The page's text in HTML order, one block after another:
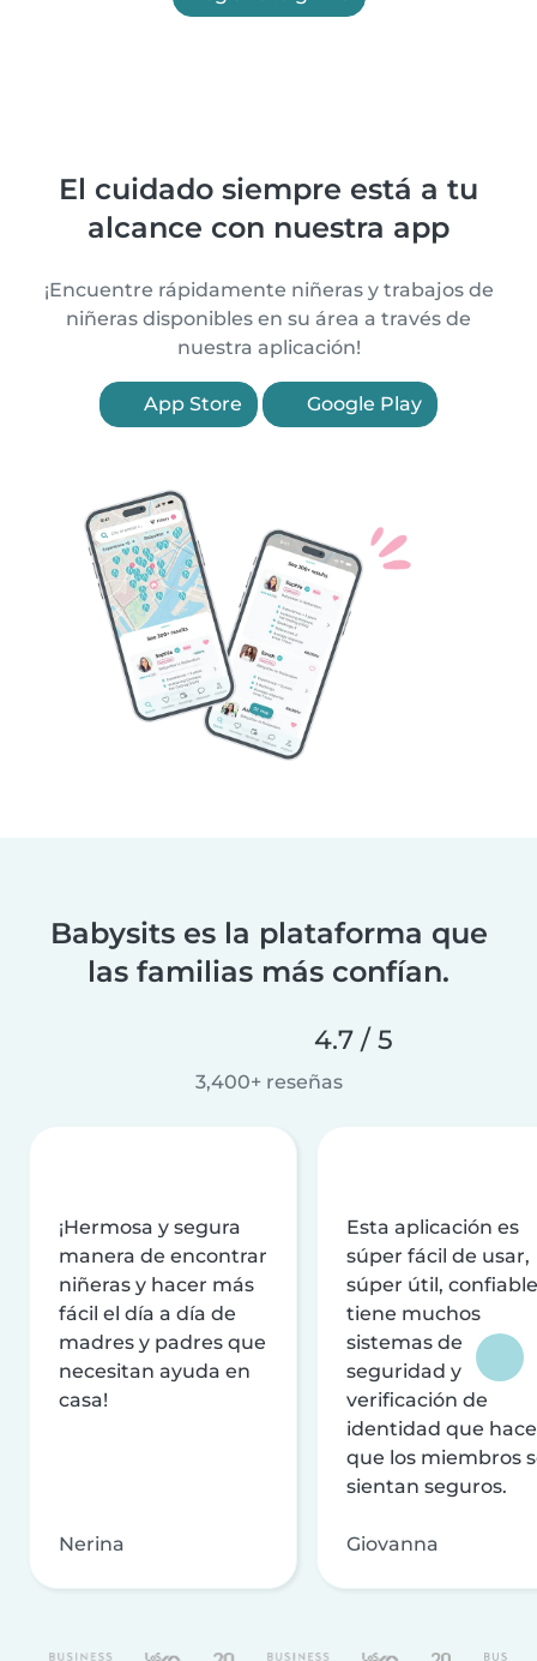
El cuidado siempre está a tu
alcance con nuestra app
¡Encuentre rápidamente niñeras y trabajos de
niñeras disponibles en su área a través de
nuestra aplicación!
App Store Google Play
Babysits es la plataforma que
las familias más confían.
4.7 / 5
3,400+ reseñas
¡Hermosa y segura
manera de encontrar
niñeras y hacer más
fácil el día a día de
madres y padres que
necesitan ayuda en
casa!
Nerina
Esta aplicación es
súper fácil de usar,
súper útil,
tiene muchos
sistemas de
seguridad y
verificación de
identidad que
que los miembros
sientan seguros.
Giovanna